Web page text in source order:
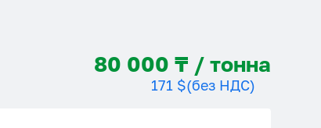
80 000 ₸ / тонна
171 $(без НДС)